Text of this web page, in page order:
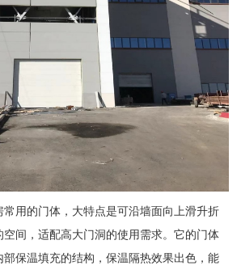
用的门体，大特点是可沿墙面向上滑升折
间，适配高大门洞的使用需求。它的门体
保温填充的结构，保温隔热效果出色，能